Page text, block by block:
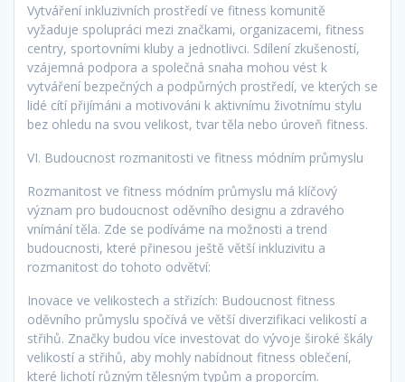
Vytváření inkluzivních prostředí ve fitness komunitě
vyžaduje spolupráci mezi značkami, organizacemi, fitness
centry, sportovními kluby a jednotlivci. Sdílení zkušeností,
vzájemná podpora a společná snaha mohou vést k
vytváření bezpečných a podpůrných prostředí, ve kterých se
lidé cítí přijímáni a motivováni k aktivnímu životnímu stylu
bez ohledu na svou velikost, tvar těla nebo úroveň fitness.
VI. Budoucnost rozmanitosti ve fitness módním průmyslu
Rozmanitost ve fitness módním průmyslu má klíčový
význam pro budoucnost oděvního designu a zdravého
vnímání těla. Zde se podíváme na možnosti a trend
budoucnosti, které přinesou ještě větší inkluzivitu a
rozmanitost do tohoto odvětví:
Inovace ve velikostech a střizích: Budoucnost fitness
oděvního průmyslu spočívá ve větší diverzifikaci velikostí a
střihů. Značky budou více investovat do vývoje široké škály
velikostí a střihů, aby mohly nabídnout fitness oblečení,
které lichotí různým tělesným typům a proporcím.